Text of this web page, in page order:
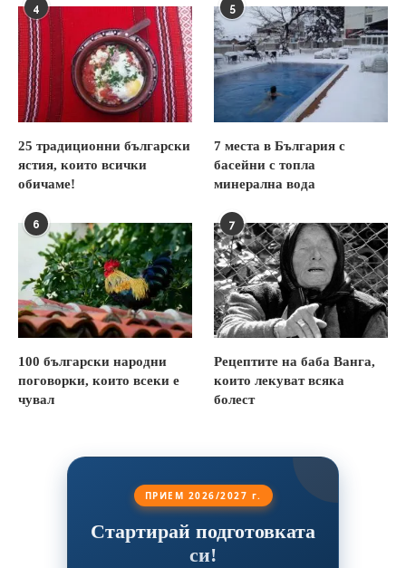
4
25 традиционни български
ястия, които всички
обичаме!
5
7 места в България с
басейни с топла
минерална вода
6
100 български народни
поговорки, които всеки е
чувал
7
Рецептите на баба Ванга,
които лекуват всяка
болест
ПРИЕМ 2026/2027 г.
Стартирай подготовката
си!